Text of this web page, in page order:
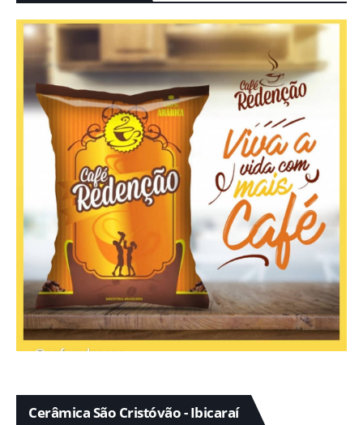
Cerâmica São Cristóvão - Ibicaraí